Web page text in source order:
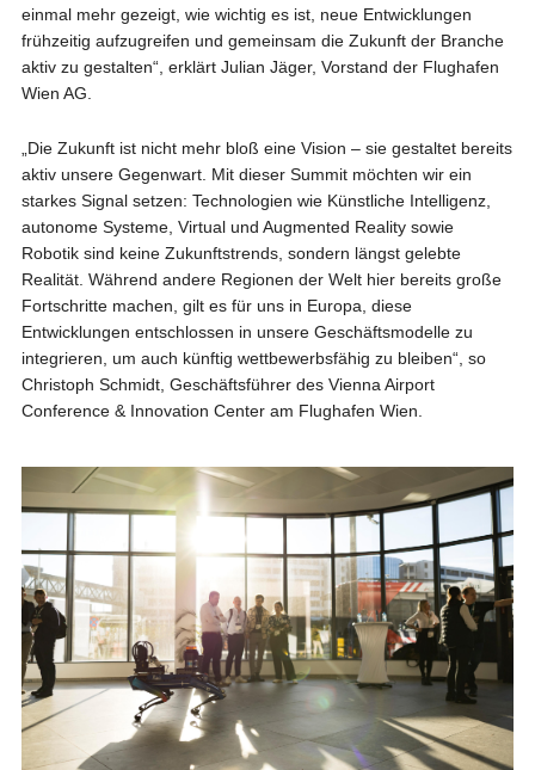
einmal mehr gezeigt, wie wichtig es ist, neue Entwicklungen
frühzeitig aufzugreifen und gemeinsam die Zukunft der Branche
aktiv zu gestalten“, erklärt Julian Jäger, Vorstand der Flughafen
Wien AG.
„Die Zukunft ist nicht mehr bloß eine Vision – sie gestaltet bereits
aktiv unsere Gegenwart. Mit dieser Summit möchten wir ein
starkes Signal setzen: Technologien wie Künstliche Intelligenz,
autonome Systeme, Virtual und Augmented Reality sowie
Robotik sind keine Zukunftstrends, sondern längst gelebte
Realität. Während andere Regionen der Welt hier bereits große
Fortschritte machen, gilt es für uns in Europa, diese
Entwicklungen entschlossen in unsere Geschäftsmodelle zu
integrieren, um auch künftig wettbewerbsfähig zu bleiben“, so
Christoph Schmidt, Geschäftsführer des Vienna Airport
Conference & Innovation Center am Flughafen Wien.